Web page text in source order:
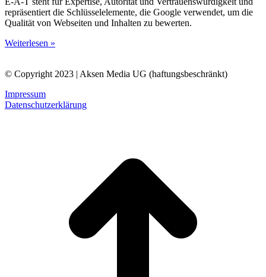
repräsentiert die Schlüsselelemente, die Google verwendet, um die
Qualität von Webseiten und Inhalten zu bewerten.
Weiterlesen »
© Copyright 2023 | Aksen Media UG (haftungsbeschränkt)
Impressum
Datenschutzerklärung